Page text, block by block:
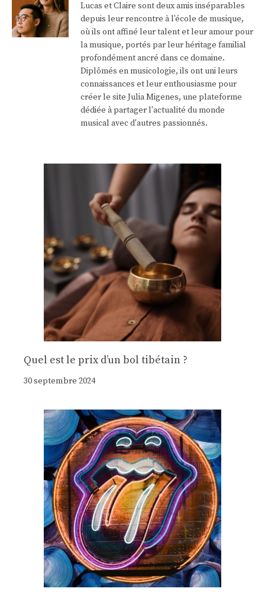
Lucas et Claire sont deux amis inséparables
depuis leur rencontre à l'école de musique,
où ils ont affiné leur talent et leur amour pour
la musique, portés par leur héritage familial
profondément ancré dans ce domaine.
Diplômés en musicologie, ils ont uni leurs
connaissances et leur enthousiasme pour
créer le site Julia Migenes, une plateforme
dédiée à partager l'actualité du monde
musical avec d'autres passionnés.
Quel est le prix d’un bol tibétain ?
30 septembre 2024